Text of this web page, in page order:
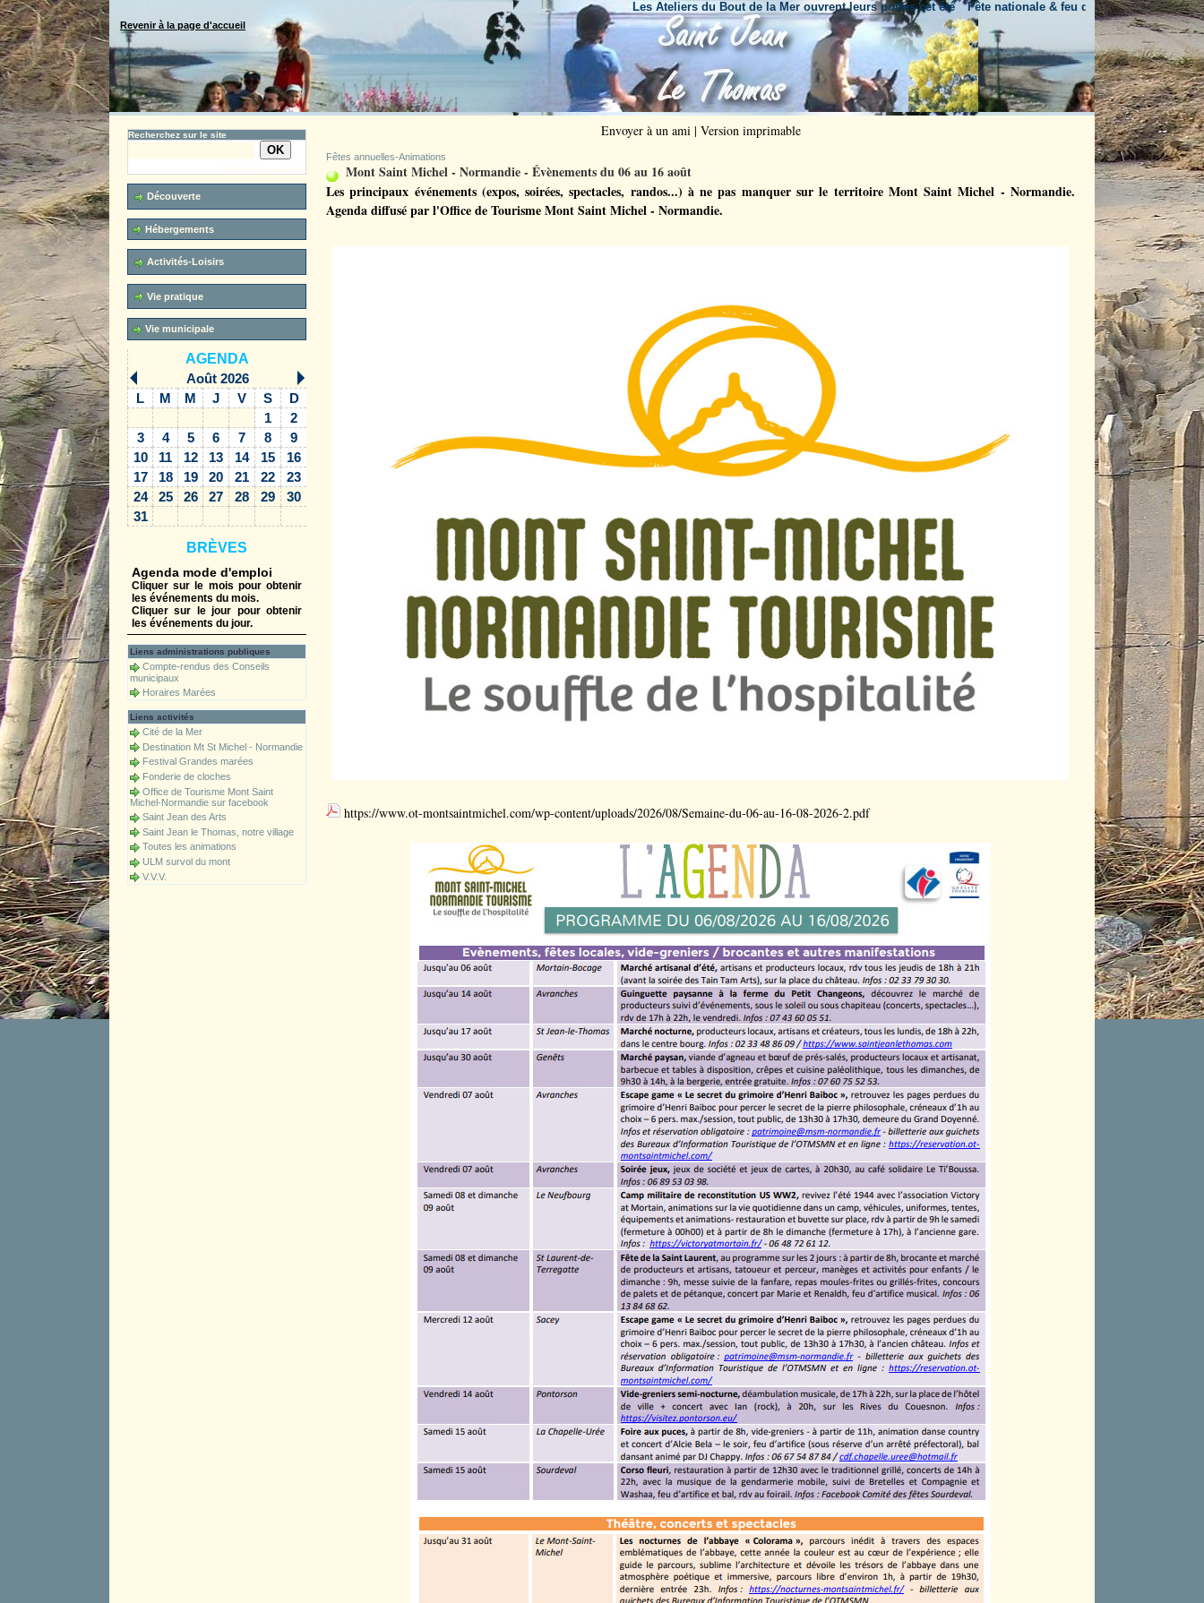
Les Ateliers du Bout de la Mer ouvrent leurs portes cet été Fête nationale & feu d'artifice Un nouveau rendez-vous estival
Revenir à la page d'accueil
Recherchez sur le site
Recherche avancée
Découverte
Hébergements
Activités-Loisirs
Vie pratique
Vie municipale
AGENDA
Août 2026
L
M M J V S
D
1
2
3
4 5 6 7 8
9
10
11 12 13 14 15
16
17
18 19 20 21 22
23
24
25 26 27 28 29
30
31
BRÈVES
Agenda mode d'emploi
Cliquer sur le mois pour obtenir
les événements du mois.
Cliquer sur le jour pour obtenir
les événements du jour.
Liens administrations publiques
Compte-rendus des Conseils
municipaux
Horaires Marées
Liens activités
Cité de la Mer
Destination Mt St Michel - Normandie
Festival Grandes marées
Fonderie de cloches
Office de Tourisme Mont Saint
Michel-Normandie sur facebook
Saint Jean des Arts
Saint Jean le Thomas, notre village
Toutes les animations
ULM survol du mont
V.V.V.
Envoyer à un ami | Version imprimable
Fêtes annuelles-Animations
Mont Saint Michel - Normandie - Évènements du 06 au 16 août
Les principaux événements (expos, soirées, spectacles, randos...) à ne pas manquer sur le territoire Mont Saint Michel - Normandie.
Agenda diffusé par l'Office de Tourisme Mont Saint Michel - Normandie.
https://www.ot-montsaintmichel.com/wp-content/uploads/2026/08/Semaine-du-06-au-16-08-2026-2.pdf